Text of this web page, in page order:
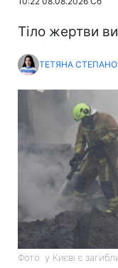
Тіло жертви
ТЕТЯНА
Фото: у Києві є